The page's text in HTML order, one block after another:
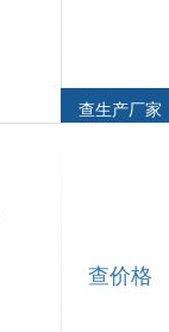
查生产厂家
查价格